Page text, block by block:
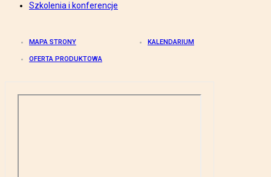
Szkolenia i konferencje
MAPA STRONY KALENDARIUM
OFERTA PRODUKTOWA